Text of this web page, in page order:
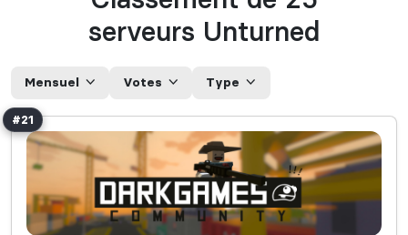
serveurs Unturned
Mensuel Votes Type
#21